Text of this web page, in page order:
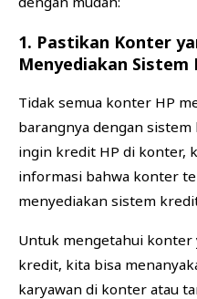
1. Pastikan Konter
Menyediakan Sistem
Tidak semua konter HP
barangnya dengan
ingin kredit HP di konter,
informasi bahwa konter
menyediakan sistem
Untuk mengetahui konter
kredit, kita bisa
karyawan di konter atau